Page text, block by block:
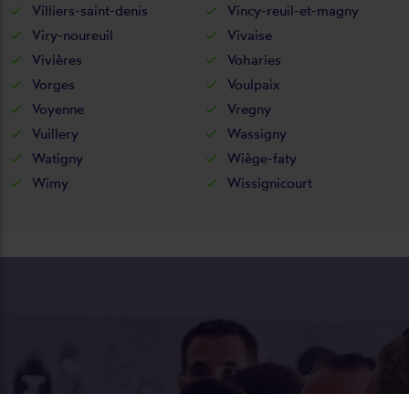
Villiers-saint-denis
Vincy-reuil-et-magny
Viry-noureuil
Vivaise
Vivières
Voharies
Vorges
Voulpaix
Voyenne
Vregny
Vuillery
Wassigny
Watigny
Wiège-faty
Wimy
Wissignicourt